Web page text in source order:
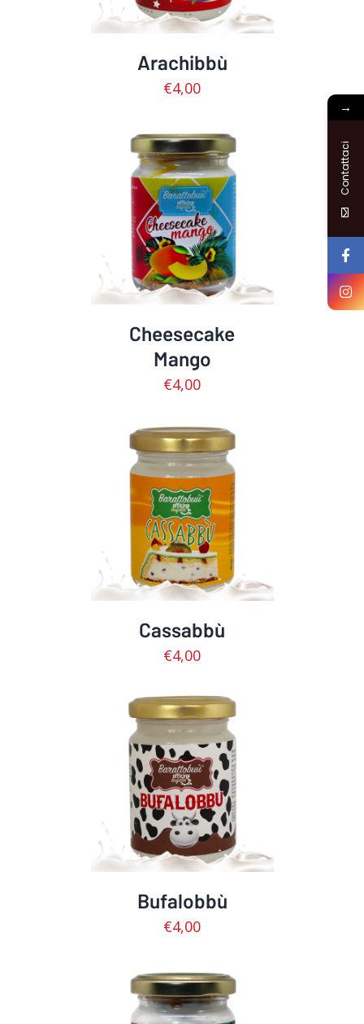
Arachibbù
€4,00
AGGIUNGI AL CARRELLO
/
DETTAGLI
Cheesecake
Mango
€4,00
AGGIUNGI AL CARRELLO
/
DETTAGLI
Cassabbù
€4,00
AGGIUNGI AL CARRELLO
/
DETTAGLI
Bufalobbù
€4,00
→
Contattaci